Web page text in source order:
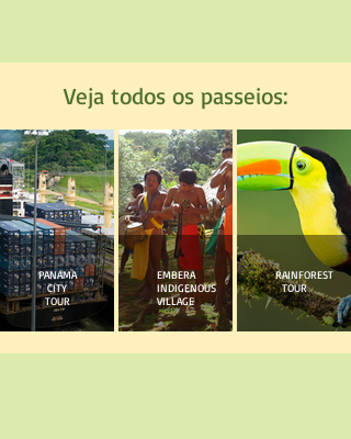
Veja todos os passeios:
PANAMA
CITY
TOUR
EMBERA
INDIGENOUS
VILLAGE
RAINFOREST
TOUR